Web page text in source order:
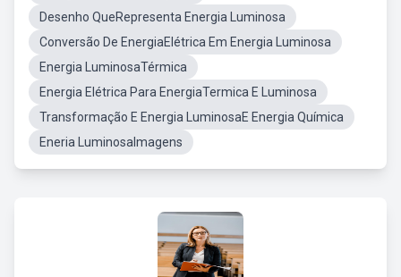
Desenho QueRepresenta Energia Luminosa
Conversão De EnergiaElétrica Em Energia Luminosa
Energia LuminosaTérmica
Energia Elétrica Para EnergiaTermica E Luminosa
Transformação E Energia LuminosaE Energia Química
Eneria LuminosaImagens